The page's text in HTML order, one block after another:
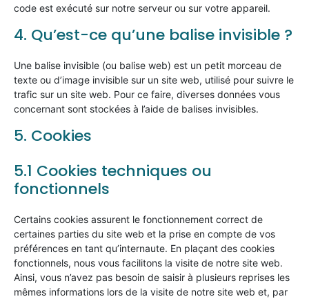
code est exécuté sur notre serveur ou sur votre appareil.
4. Qu’est-ce qu’une balise invisible ?
Une balise invisible (ou balise web) est un petit morceau de
texte ou d’image invisible sur un site web, utilisé pour suivre le
trafic sur un site web. Pour ce faire, diverses données vous
concernant sont stockées à l’aide de balises invisibles.
5. Cookies
5.1 Cookies techniques ou
fonctionnels
Certains cookies assurent le fonctionnement correct de
certaines parties du site web et la prise en compte de vos
préférences en tant qu’internaute. En plaçant des cookies
fonctionnels, nous vous facilitons la visite de notre site web.
Ainsi, vous n’avez pas besoin de saisir à plusieurs reprises les
mêmes informations lors de la visite de notre site web et, par